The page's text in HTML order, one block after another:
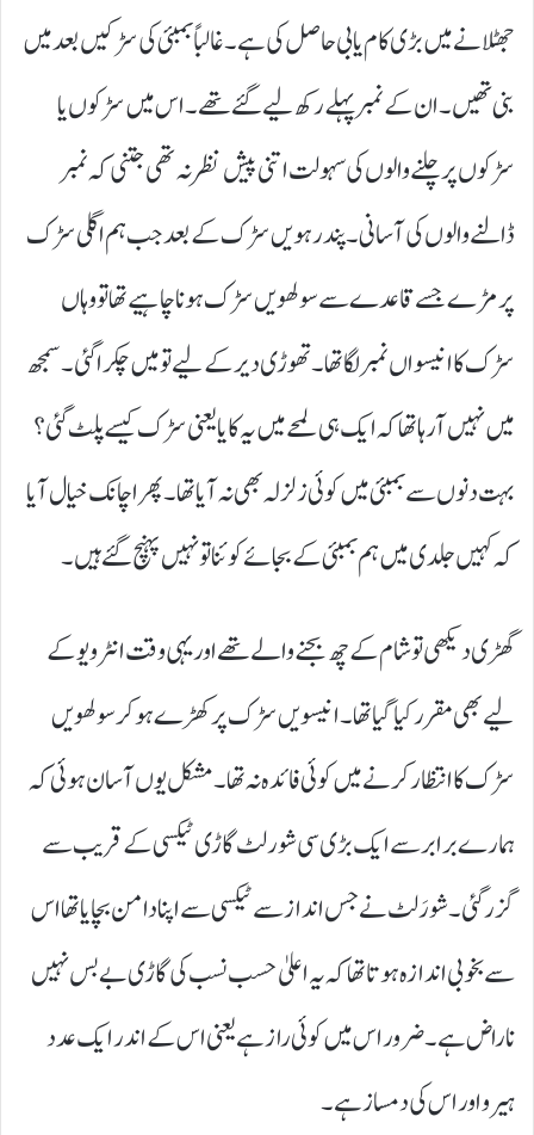
جھٹلانے میں بڑی کام یابی حاصل کی ہے۔ غالباً بمبئی کی سڑکیں بعد میں
بنی تھیں۔ ان کے نمبر پہلے رکھ لیے گئے تھے۔ اس میں سڑکوں یا
سڑکوں پر چلنے والوں کی سہولت اتنی پیش نظر نہ تھی جتنی کہ نمبر
ڈالنے والوں کی آسانی۔ پندرہویں سڑک کے بعد جب ہم اگلی سڑک
پر مڑے جسے قاعدے سے سولھویں سڑک ہونا چاہیے تھا تو وہاں
سڑک کا انیسواں نمبر لگا تھا۔ تھوڑی دیر کے لیے تو میں چکرا گئی۔ سمجھ
میں نہیں آرہا تھا کہ ایک ہی لمحے میں یہ کایا یعنی سڑک کیسے پلٹ گئی؟
بہت دنوں سے بمبئی میں کوئی زلزلہ بھی نہ آیا تھا۔ پھر اچانک خیال آیا
کہ کہیں جلدی میں ہم بمبئی کے بجائے کوئنا تو نہیں پہنچ گئے ہیں۔
گھڑی دیکھی تو شام کے چھ بجنے والے تھے اور یہی وقت انٹرویو کے
لیے بھی مقرر کیا گیا تھا۔ انیسویں سڑک پر کھڑے ہوکر سولھویں
سڑک کاانتظار کرنے میں کوئی فائدہ نہ تھا۔ مشکل یوں آسان ہوئی کہ
ہمارے برابر سے ایک بڑی سی شورلٹ گاڑی ٹیکسی کے قریب سے
گزر گئی۔ شورَلٹ نے جس انداز سے ٹیکسی سے اپنا دامن بچایا تھا اس
سے بخوبی اندازہ ہوتا تھا کہ یہ اعلیٰ حسب نسب کی گاڑی بے بس نہیں
ناراض ہے۔ ضرور اس میں کوئی راز ہے یعنی اس کے اندر ایک عدد
ہیرو اور اس کی دمساز ہے۔